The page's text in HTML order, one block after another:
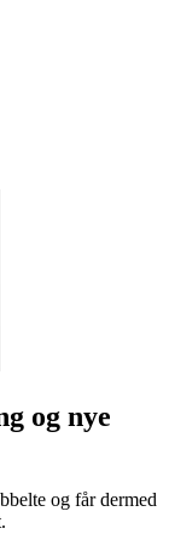
og nye
og får dermed